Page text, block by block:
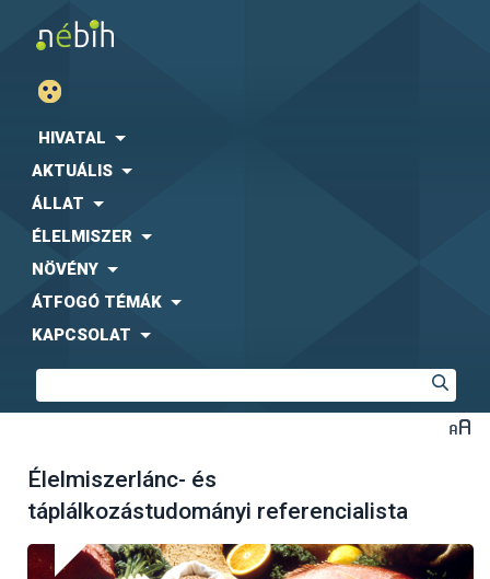
HIVATAL
AKTUÁLIS
ÁLLAT
ÉLELMISZER
NÖVÉNY
ÁTFOGÓ TÉMÁK
KAPCSOLAT
Élelmiszerlánc- és
táplálkozástudományi referencialista